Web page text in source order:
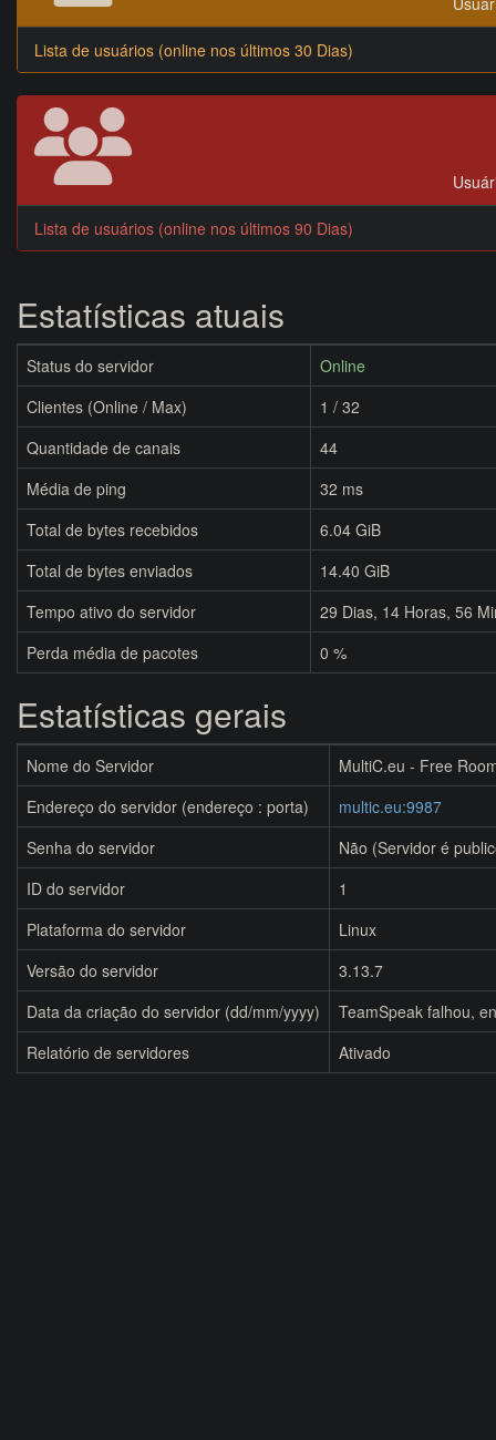
Lista de usuários (online nos últimos 30 Dias)
Lista de usuários (online nos últimos 90 Dias)
Estatísticas atuais
Status do servidor
Online
Clientes (Online / Max)
1 / 32
Quantidade de canais
44
Média de ping
32 ms
Total de bytes recebidos
6.04 GiB
Total de bytes enviados
14.40 GiB
Tempo ativo do servidor
29 Dias, 14 Horas, 56
Perda média de pacotes
0 %
Estatísticas gerais
Nome do Servidor
MultiC.eu - Free
Endereço do servidor (endereço : porta)
multic.eu:9987
Senha do servidor
Não (Servidor é
ID do servidor
1
Plataforma do servidor
Linux
Versão do servidor
3.13.7
Data da criação do servidor (dd/mm/yyyy)
TeamSpeak falhou,
Relatório de servidores
Ativado